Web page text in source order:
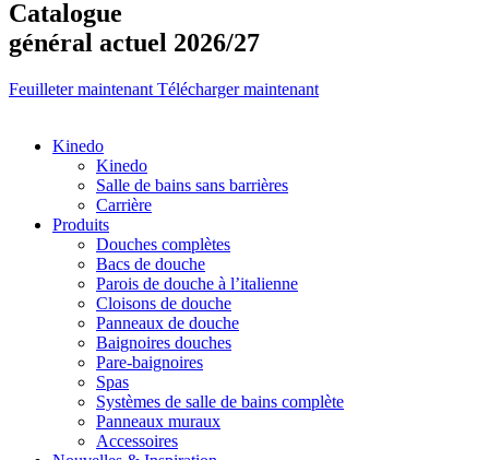
Catalogue
général actuel 2026/27
Feuilleter maintenant Télécharger maintenant
Kinedo
Kinedo
Salle de bains sans barrières
Carrière
Produits
Douches complètes
Bacs de douche
Parois de douche à l’italienne
Cloisons de douche
Panneaux de douche
Baignoires douches
Pare-baignoires
Spas
Systèmes de salle de bains complète
Panneaux muraux
Accessoires